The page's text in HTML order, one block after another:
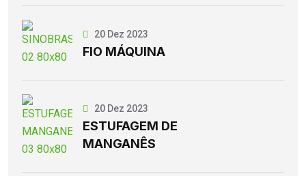
20 Dez 2023
FIO MÁQUINA
20 Dez 2023
ESTUFAGEM DE
MANGANÊS